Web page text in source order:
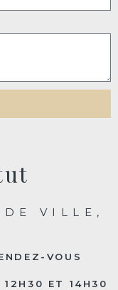
VILLE,
VOUS
ET 14H30